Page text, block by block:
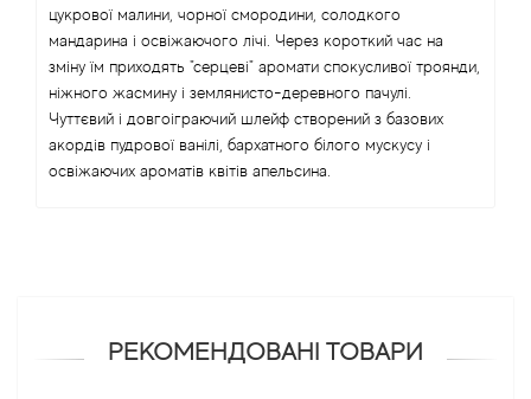
цукрової малини, чорної смородини, солодкого
мандарина і освіжаючого лічі. Через короткий час на
зміну їм приходять "серцеві" аромати спокусливої троянди,
ніжного жасмину і землянисто-деревного пачулі.
Чуттєвий і довгоіграючий шлейф створений з базових
акордів пудрової ванілі, бархатного білого мускусу і
освіжаючих ароматів квітів апельсина.
РЕКОМЕНДОВАНІ ТОВАРИ
Amouroud
Andre L'Arom
Angel Schlesser